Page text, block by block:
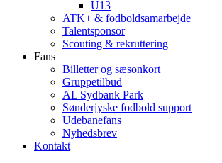
U13
ATK+ & fodboldsamarbejde
Talentsponsor
Scouting & rekruttering
Fans
Billetter og sæsonkort
Gruppetilbud
AL Sydbank Park
Sønderjyske fodbold support
Udebanefans
Nyhedsbrev
Kontakt